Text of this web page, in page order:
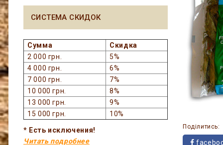
СИСТЕМА СКИДОК
Сумма
Скидка
2 000 грн.
5%
4 000 грн.
6%
7 000 грн.
7%
10 000 грн.
8%
13 000 грн.
9%
15 000 грн.
10%
* Есть исключения!
Читать подробнее
Поділитись: